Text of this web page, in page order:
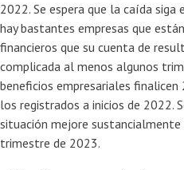
2022. Se espera que la caída
hay bastantes empresas que
financieros que su cuenta de
complicada al menos algunos
beneficios empresariales
los registrados a inicios de 2022.
situación mejore sustancialmente
trimestre de 2023.